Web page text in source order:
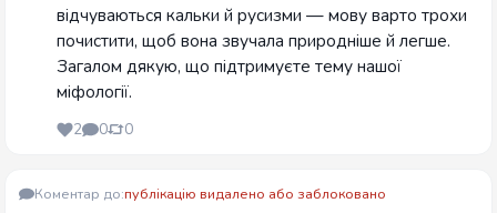
відчуваються кальки й русизми — мову варто трохи
почистити, щоб вона звучала природніше й легше.
Загалом дякую, що підтримуєте тему нашої
міфології.
2 0 0
Коментар до:публікацію видалено або заблоковано